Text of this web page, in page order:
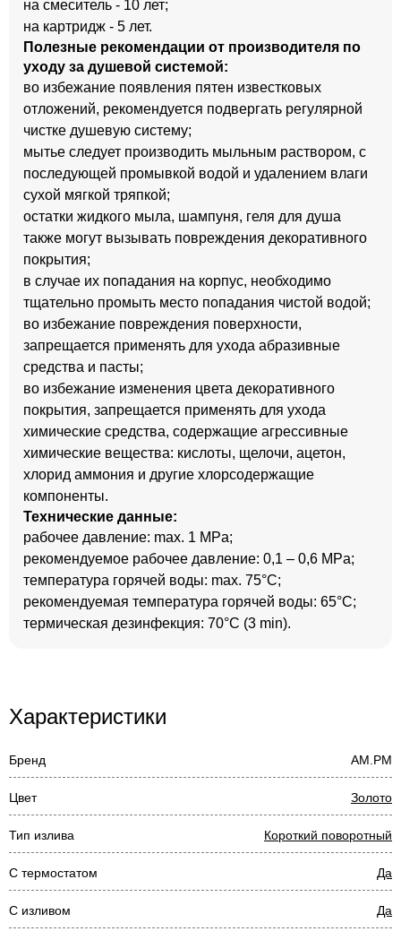
на смеситель - 10 лет;
на картридж - 5 лет.
Полезные рекомендации от производителя по
уходу за душевой системой:
во избежание появления пятен известковых
отложений, рекомендуется подвергать регулярной
чистке душевую систему;
мытье следует производить мыльным раствором, с
последующей промывкой водой и удалением влаги
сухой мягкой тряпкой;
остатки жидкого мыла, шампуня, геля для душа
также могут вызывать повреждения декоративного
покрытия;
в случае их попадания на корпус, необходимо
тщательно промыть место попадания чистой водой;
во избежание повреждения поверхности,
запрещается применять для ухода абразивные
средства и пасты;
во избежание изменения цвета декоративного
покрытия, запрещается применять для ухода
химические средства, содержащие агрессивные
химические вещества: кислоты, щелочи, ацетон,
хлорид аммония и другие хлорсодержащие
компоненты.
Технические данные:
рабочее давление: max. 1 MPa;
рекомендуемое рабочее давление: 0,1 – 0,6 MPa;
температура горячей воды: max. 75°C;
рекомендуемая температура горячей воды: 65°C;
термическая дезинфекция: 70°C (3 min).
Характеристики
Бренд AM.PM
Цвет Золото
Тип излива Короткий поворотный
С термостатом Да
С изливом Да